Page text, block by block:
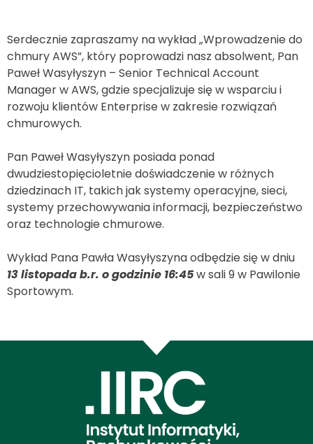
Serdecznie zapraszamy na wykład „Wprowadzenie do
chmury AWS”, który poprowadzi nasz absolwent, Pan
Paweł Wasyłyszyn – Senior Technical Account
Manager w AWS, gdzie specjalizuje się w wsparciu i
rozwoju klientów Enterprise w zakresie rozwiązań
chmurowych.
Pan Paweł Wasyłyszyn posiada ponad
dwudziestopięcioletnie doświadczenie w różnych
dziedzinach IT, takich jak systemy operacyjne, sieci,
systemy przechowywania informacji, bezpieczeństwo
oraz technologie chmurowe.
Wykład Pana Pawła Wasyłyszyna odbędzie się w dniu
13 listopada b.r. o godzinie 16:45w sali 9 w Pawilonie
Sportowym.